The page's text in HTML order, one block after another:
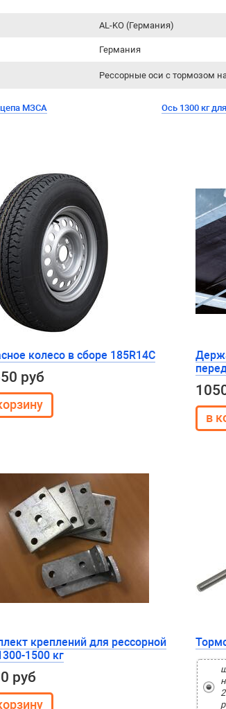
AL-KO (Германия)
Германия
Рессорные оси с тормозом
МЗСА Ось 1300 кг
колесо в сборе 185R14C
руб
креплений для рессорной
1500 кг
руб